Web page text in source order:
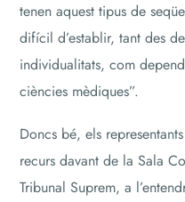
tenen aquest tipus de
difícil d’establir, tant des
individualitats, com
ciències mèdiques”.
Doncs bé, els
recurs davant de la Sala
Tribunal Suprem, a